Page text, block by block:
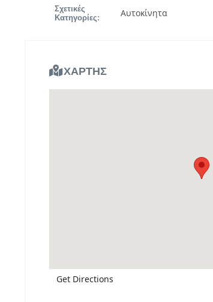
Σχετικές
Κατηγορίες: Αυτοκίνητα
ΧΑΡΤΗΣ
Get Directions